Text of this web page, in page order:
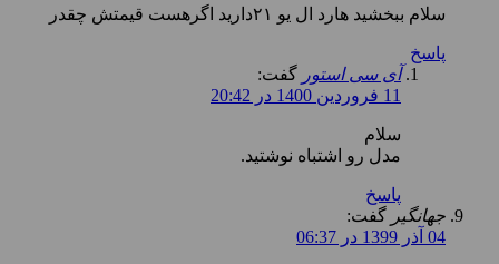
سلام ببخشید هارد ال یو ۲۱دارید اگرهست قیمتش چقدر
پاسخ
آی سی استور گفت:
11 فروردین 1400 در 20:42
سلام
مدل رو اشتباه نوشتید.
پاسخ
جهانگیر گفت:
04 آذر 1399 در 06:37